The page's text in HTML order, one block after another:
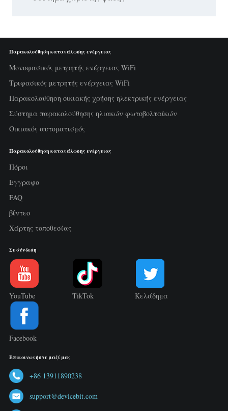
Παρακολούθηση κατανάλωσης ενέργειας
Μονοφασικός μετρητής ενέργειας WiFi
Τριφασικός μετρητής ενέργειας WiFi
Παρακολούθηση οικιακής χρήσης ηλεκτρικής ενέργειας
Σύστημα παρακολούθησης ηλιακών φωτοβολταϊκών
Οικιακός αυτοματισμός
Παρακολούθηση κατανάλωσης ενέργειας
Πόροι
Εγγραφο
FAQ
βίντεο
Χάρτης τοποθεσίας
Σε σύνδεση
YouTube TikTok Κελάδημα
Facebook
Επικοινωνήστε μαζί μας
+86 13911890238
support@devicebit.com